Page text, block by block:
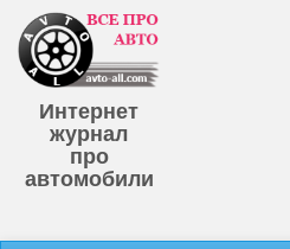
Интернет
журнал
про
автомобили